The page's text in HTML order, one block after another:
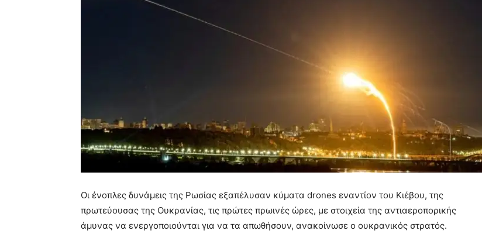
Οι ένοπλες δυνάμεις της Ρωσίας εξαπέλυσαν κύματα drones εναντίον του Κιέβου, της
πρωτεύουσας της Ουκρανίας, τις πρώτες πρωινές ώρες, με στοιχεία της αντιαεροπορικής
άμυνας να ενεργοποιούνται για να τα απωθήσουν, ανακοίνωσε ο ουκρανικός στρατός.